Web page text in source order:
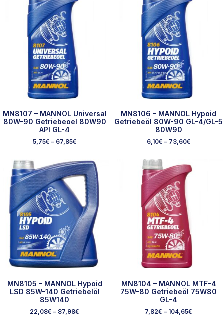
MN8107 – MANNOL Universal
80W-90 Getriebeoel 80W90
API GL-4
5,75€ – 67,85€
MN8106 – MANNOL Hypoid
Getriebeöl 80W-90 GL-4/GL-5
80W90
6,10€ – 73,60€
MN8105 – MANNOL Hypoid
LSD 85W-140 Getriebelöl
85W140
22,08€ – 87,98€
MN8104 – MANNOL MTF-4
75W-80 Getriebeöl 75W80
GL-4
7,82€ – 104,65€